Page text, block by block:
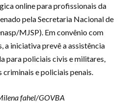
online para profissionais da
pela Secretaria Nacional de
MJSP). Em convênio com
a iniciativa prevê a assistência
para policiais civis e militares,
e policiais penais.
fahel/GOVBA